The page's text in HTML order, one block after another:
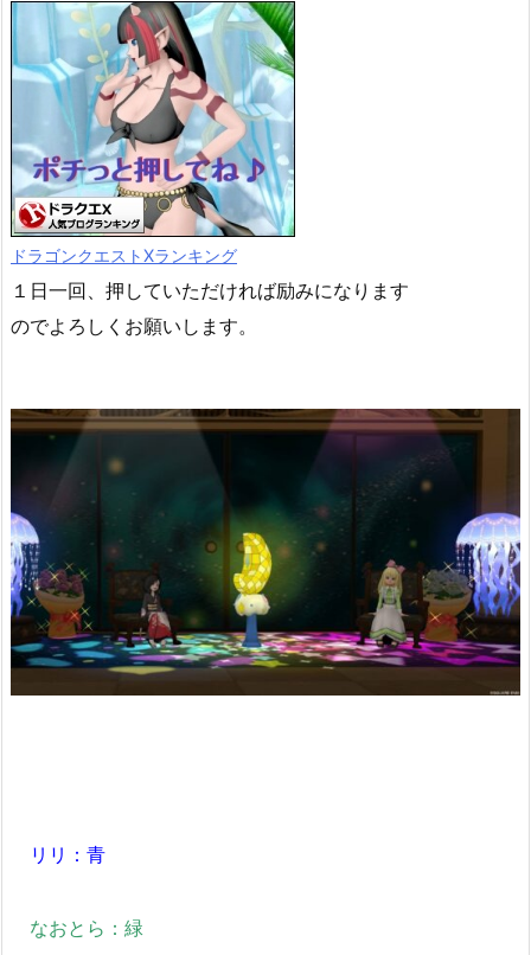
ドラゴンクエストXランキング
１日一回、押していただければ励みになります
のでよろしくお願いします。
リリ：青
なおとら：緑